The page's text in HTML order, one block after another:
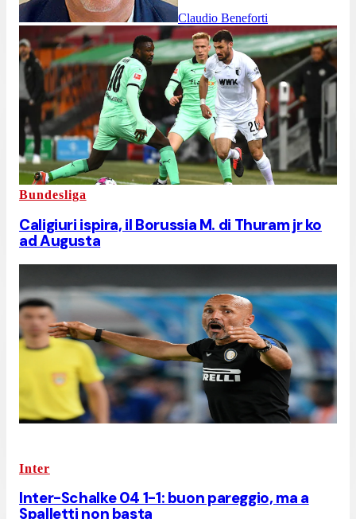
Claudio Beneforti
Bundesliga
Caligiuri ispira, il Borussia M. di Thuram jr ko
ad Augusta
Inter
Inter-Schalke 04 1-1: buon pareggio, ma a
Spalletti non basta